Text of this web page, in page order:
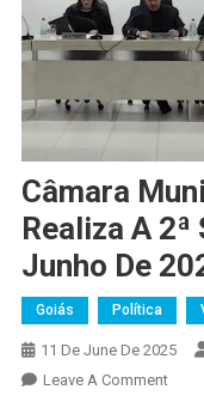
Câmara
Realiza A
Junho De
Goiás Política
11 De June De 2025
Leave A CommentOn